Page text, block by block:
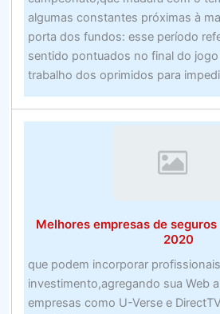
algumas constantes próximas à
porta dos fundos: esse período
sentido pontuados no final do
trabalho dos oprimidos para
Melhores empresas de
2020
que podem incorporar
investimento,agregando sua Web
empresas como U-Verse e